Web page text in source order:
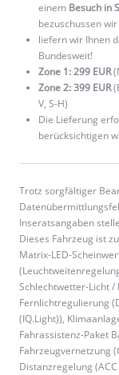
einem Besuch in
bezuschussen
liefern wir Ihnen
Bundesweit!
Zone 1: 299 EUR
Zone 2: 399 EUR
V, S-H)
Die Lieferung
berücksichtigen
Trotz sorgfältiger
Inseratsangaben
Dieses Fahrzeug ist
Matrix-LED-
Schlechtwetter-Licht /
Fernlichtregulierung
(IQ.Light)),
Fahrassistenz-Paket
Fahrzeugvernetzung
Distanzregelung